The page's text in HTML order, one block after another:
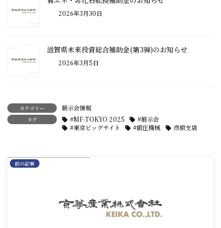
2026年3月30日
滋賀県未来投資総合補助金(第3弾)のお知らせ
2026年3月5日
カテゴリー 展示会情報
タグ #MF-TOKYO 2025
#展示会
#東京ビッグサイト
#鍛圧機械 彦根支店
前の記事